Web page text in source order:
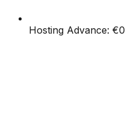
Hosting Advance: €0